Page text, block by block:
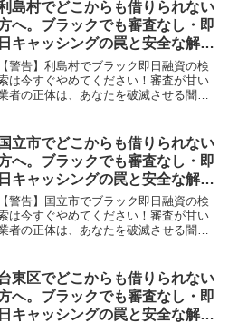
した方々の実体験と確実な解決策を完
公開。
島村でどこからも借りられない
へ。ブラックでも審査なし・即
日キャッシングの罠と安全な解決
策
【警告】利島村でブラック即日融資の検
は今すぐやめてください！審査が甘い
者の正体は、あなたを破滅させる闇金
で違法業者を避け、借金地獄から抜け
した方々の実体験と確実な解決策を完
公開。
国立市でどこからも借りられない
へ。ブラックでも審査なし・即
日キャッシングの罠と安全な解決
策
【警告】国立市でブラック即日融資の検
は今すぐやめてください！審査が甘い
者の正体は、あなたを破滅させる闇金
で違法業者を避け、借金地獄から抜け
した方々の実体験と確実な解決策を完
公開。
東区でどこからも借りられない
へ。ブラックでも審査なし・即
日キャッシングの罠と安全な解決